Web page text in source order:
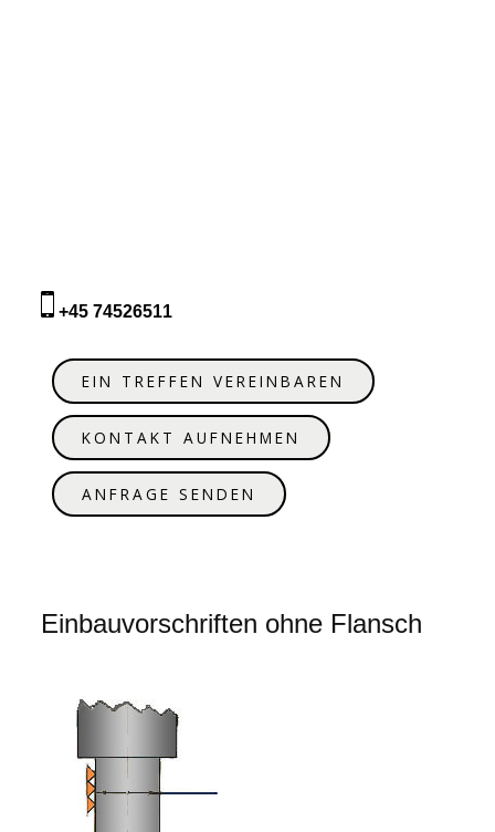
+45 74526511
EIN TREFFEN VEREINBAREN
KONTAKT AUFNEHMEN
ANFRAGE SENDEN
Einbauvorschriften ohne Flansch